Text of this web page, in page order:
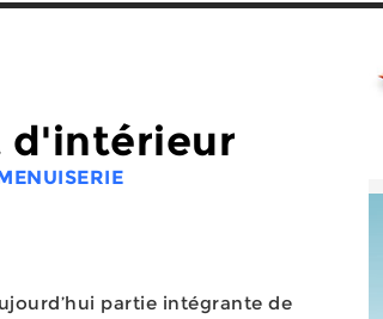
d'intérieur
partie intégrante de